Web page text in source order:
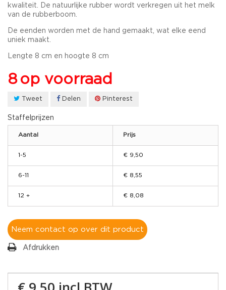
kwaliteit. De natuurlijke rubber wordt verkregen uit het melk
van de rubberboom.
De eenden worden met de hand gemaakt, wat elke eend
uniek maakt.
Lengte 8 cm en hoogte 8 cm
8 op voorraad
Tweet Delen Pinterest
Staffelprijzen
Aantal Prijs
1-5 € 9,50
6-11 € 8,55
12 + € 8,08
Neem contact op over dit product
Afdrukken